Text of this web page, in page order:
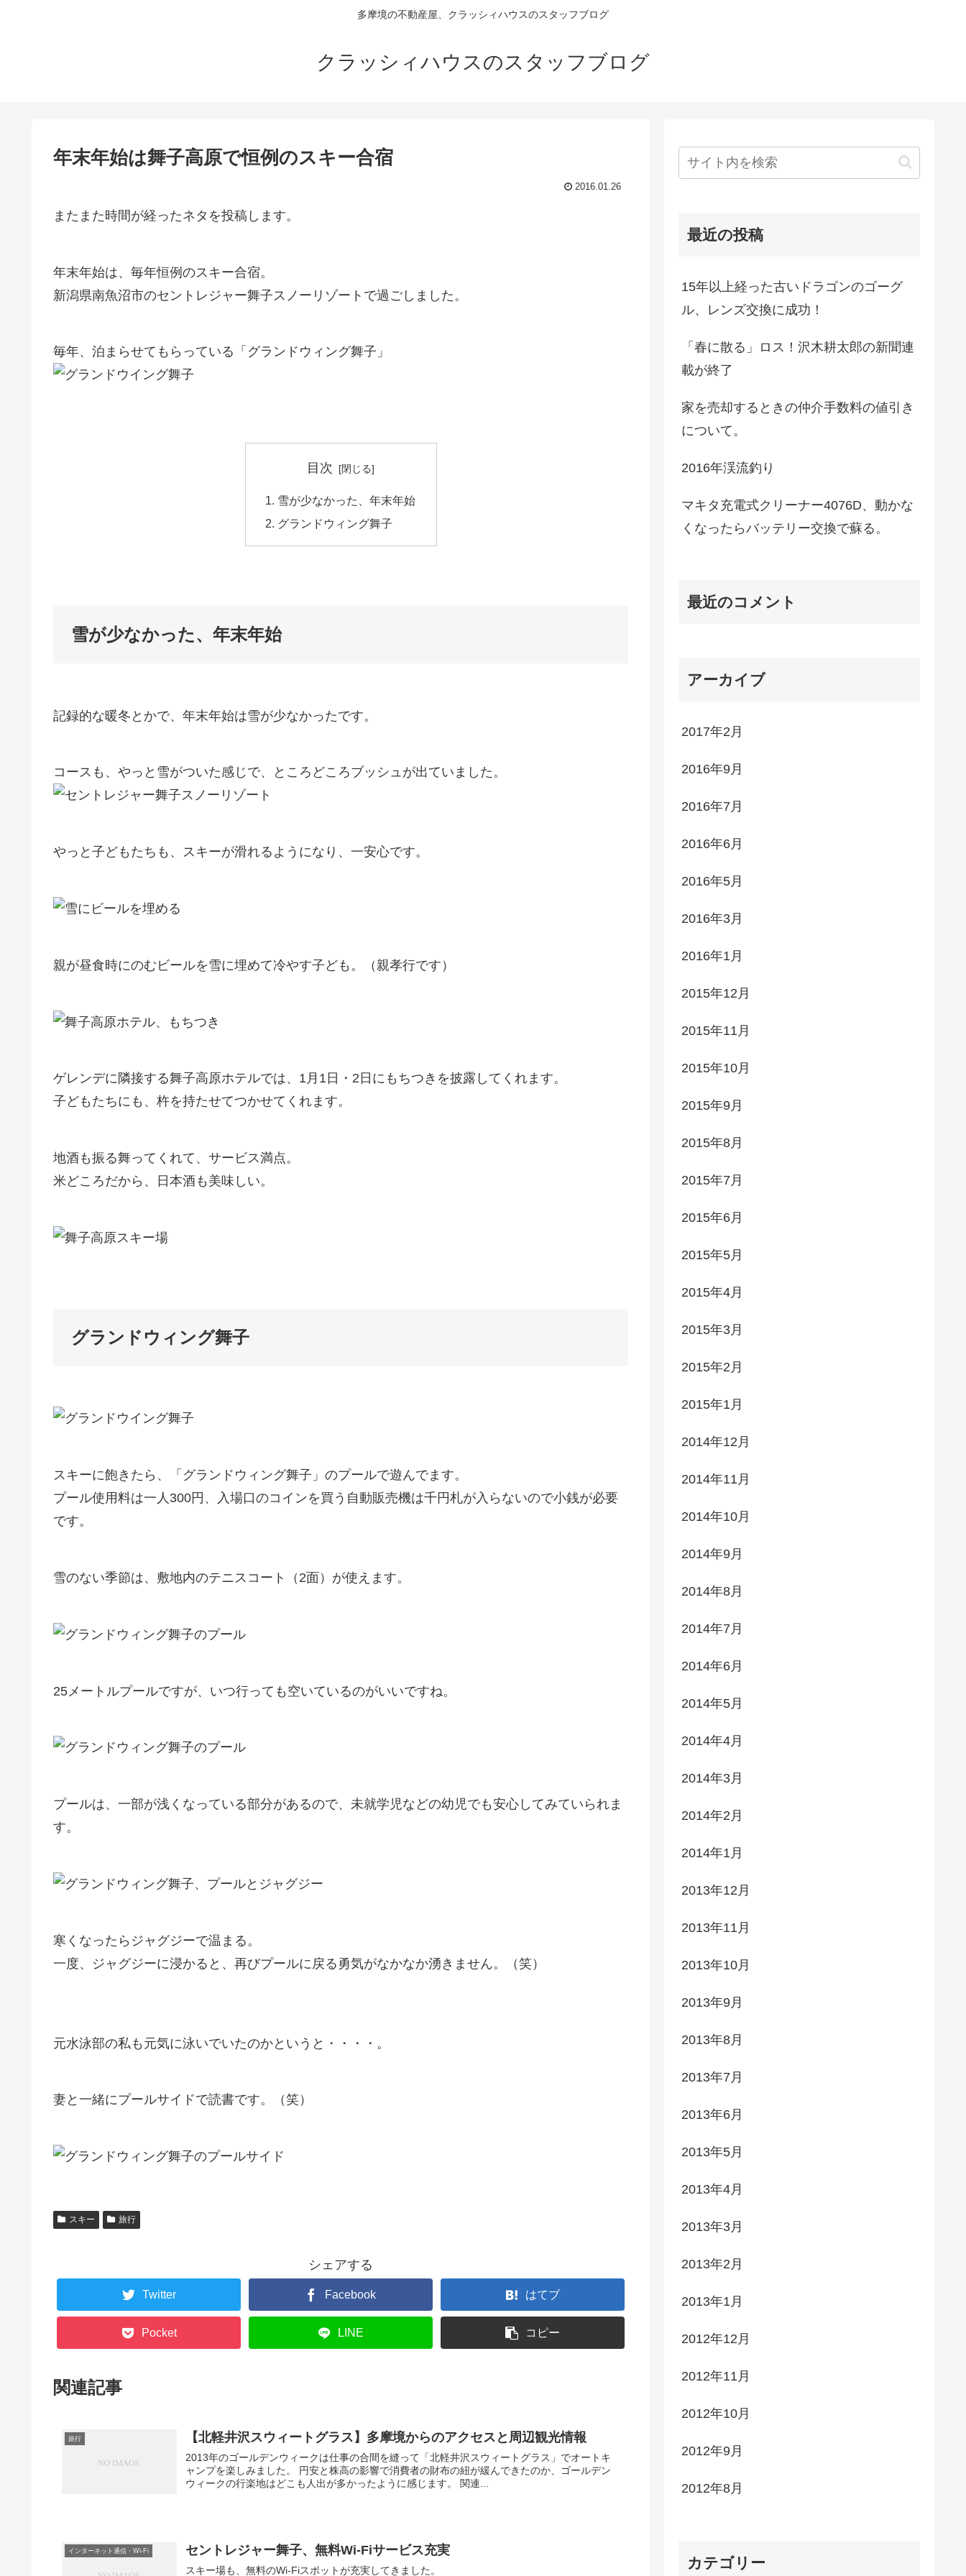
多摩境の不動産屋、クラッシィハウスのスタッフブログ
クラッシィハウスのスタッフブログ
年末年始は舞子高原で恒例のスキー合宿
2016.01.26
またまた時間が経ったネタを投稿します。
年末年始は、毎年恒例のスキー合宿。
新潟県南魚沼市のセントレジャー舞子スノーリゾートで過ごしました。
毎年、泊まらせてもらっている「グランドウィング舞子」
目次
雪が少なかった、年末年始
グランドウィング舞子
雪が少なかった、年末年始
記録的な暖冬とかで、年末年始は雪が少なかったです。
コースも、やっと雪がついた感じで、ところどころブッシュが出ていました。
やっと子どもたちも、スキーが滑れるようになり、一安心です。
親が昼食時にのむビールを雪に埋めて冷やす子ども。（親孝行です）
ゲレンデに隣接する舞子高原ホテルでは、1月1日・2日にもちつきを披露してくれます。
子どもたちにも、杵を持たせてつかせてくれます。
地酒も振る舞ってくれて、サービス満点。
米どころだから、日本酒も美味しい。
グランドウィング舞子
スキーに飽きたら、「グランドウィング舞子」のプールで遊んでます。
プール使用料は一人300円、入場口のコインを買う自動販売機は千円札が入らないので小銭が必要
です。
雪のない季節は、敷地内のテニスコート（2面）が使えます。
25メートルプールですが、いつ行っても空いているのがいいですね。
プールは、一部が浅くなっている部分があるので、未就学児などの幼児でも安心してみていられま
す。
寒くなったらジャグジーで温まる。
一度、ジャグジーに浸かると、再びプールに戻る勇気がなかなか湧きません。（笑）
元水泳部の私も元気に泳いでいたのかというと・・・・。
妻と一緒にプールサイドで読書です。（笑）
スキー 旅行
シェアする
Twitter Facebook はてブ
Pocket LINE コピー
関連記事
旅行 【北軽井沢スウィートグラス】多摩境からのアクセスと周辺観光情報
2013年のゴールデンウィークは仕事の合間を縫って「北軽井沢スウィートグラス」でオートキ
ャンプを楽しみました。 円安と株高の影響で消費者の財布の紐が緩んできたのか、ゴールデン
ウィークの行楽地はどこも人出が多かったように感じます。 関連...
インターネット通信・Wi-Fi セントレジャー舞子、無料Wi-Fiサービス充実
スキー場も、無料のWi-Fiスポットが充実してきました。
最近の投稿
15年以上経った古いドラゴンのゴーグ
ル、レンズ交換に成功！
「春に散る」ロス！沢木耕太郎の新聞連
載が終了
家を売却するときの仲介手数料の値引き
について。
2016年渓流釣り
マキタ充電式クリーナー4076D、動かな
くなったらバッテリー交換で蘇る。
最近のコメント
アーカイブ
2017年2月
2016年9月
2016年7月
2016年6月
2016年5月
2016年3月
2016年1月
2015年12月
2015年11月
2015年10月
2015年9月
2015年8月
2015年7月
2015年6月
2015年5月
2015年4月
2015年3月
2015年2月
2015年1月
2014年12月
2014年11月
2014年10月
2014年9月
2014年8月
2014年7月
2014年6月
2014年5月
2014年4月
2014年3月
2014年2月
2014年1月
2013年12月
2013年11月
2013年10月
2013年9月
2013年8月
2013年7月
2013年6月
2013年5月
2013年4月
2013年3月
2013年2月
2013年1月
2012年12月
2012年11月
2012年10月
2012年9月
2012年8月
カテゴリー